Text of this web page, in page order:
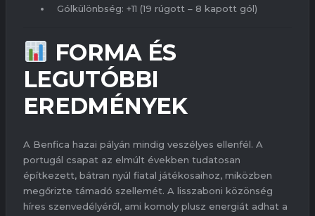
Gólkülönbség: +11 (19 rúgott – 8 kapott gól)
FORMA ÉS
LEGUTÓBBI
EREDMÉNYEK
A Benfica hazai pályán mindig veszélyes ellenfél. A
portugál csapat az elmúlt években tudatosan
építkezett, bátran nyúl fiatal játékosaihoz, miközben
megőrizte támadó szellemét. A lisszaboni közönség
híres szenvedélyéről, ami komoly plusz energiát adhat a